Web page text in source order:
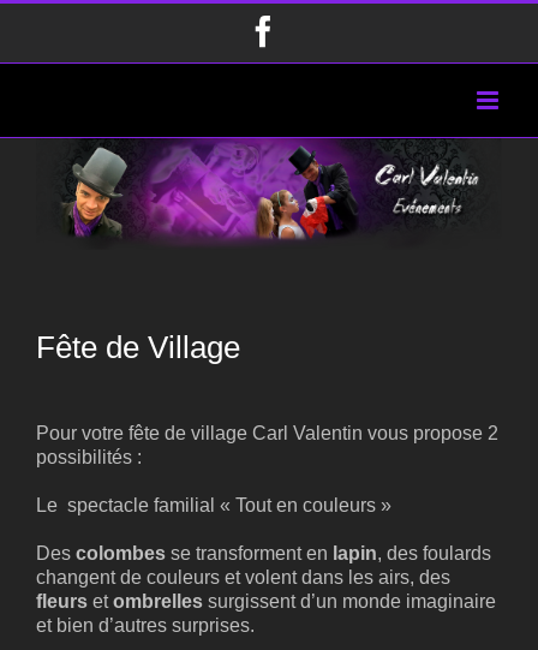
Passer
contenu
Fête de Village
Pour votre fête de village Carl Valentin vous propose 2
possibilités :
Le spectacle familial « Tout en couleurs »
Des colombesse transforment en lapin, des foulards
changent de couleurs et volent dans les airs, des
fleursetombrellessurgissent d’un monde imaginaire
et bien d’autres surprises.